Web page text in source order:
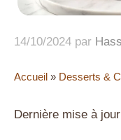
14/10/2024 par
Accueil » Desserts &
Dernière mise à